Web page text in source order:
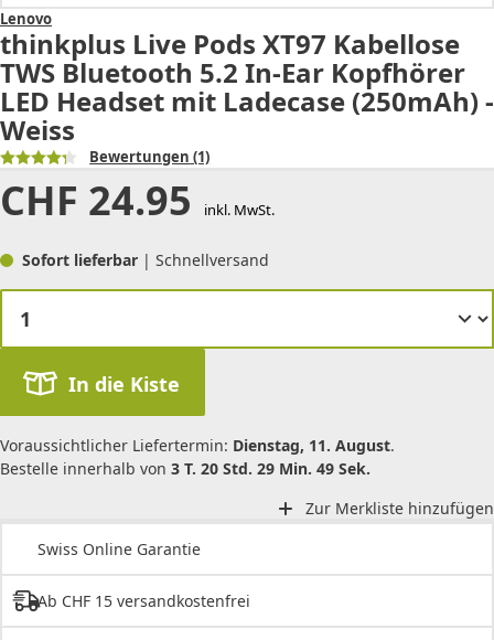
Lenovo
thinkplus Live Pods XT97 Kabellose
TWS Bluetooth 5.2 In-Ear Kopfhörer
LED Headset mit Ladecase (250mAh) -
Weiss
Bewertungen (1)
CHF 24.95 inkl. MwSt.
Sofort lieferbar | Schnellversand
In die Kiste
Voraussichtlicher Liefertermin: Dienstag, 11. August.
Bestelle innerhalb von 3 T. 20 Std. 29 Min. 49 Sek.
Zur Merkliste hinzufügen
Swiss Online Garantie
Ab CHF 15 versandkostenfrei